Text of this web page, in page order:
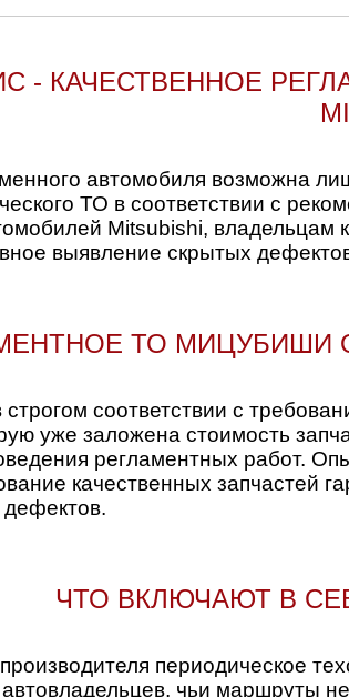
- КАЧЕСТВЕННОЕ
автомобиля возможна
ТО в соответствии с
Mitsubishi,
выявление скрытых
ТО МИЦУБИШИ
соответствии с
уже заложена стоимость
регламентных работ.
качественных запчастей
ЧТО ВКЛЮЧАЮТ В
периодическое
чьи маршруты